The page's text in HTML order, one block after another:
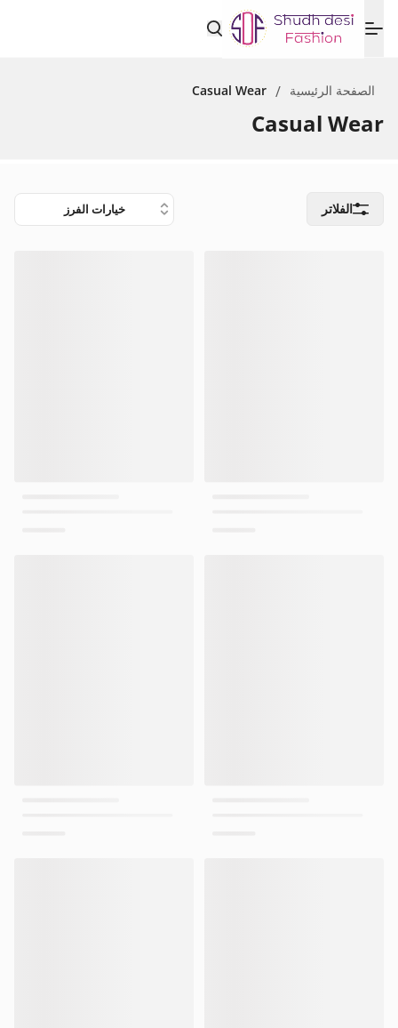
الصفحة الرئيسية /
Casual Wear
Casual Wear
الفلاتر خيارات الفرز